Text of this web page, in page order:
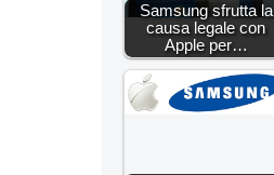
Samsung sfrutta la
causa legale con
Apple per…